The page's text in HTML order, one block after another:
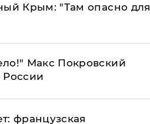
Крым: "Там опасно для
Макс Покровский
России
французская